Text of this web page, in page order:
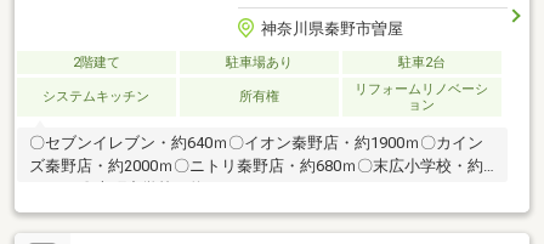
神奈川県秦野市曽屋
2階建て 駐車場あり 駐車2台
システムキッチン 所有権
リフォームリノベーシ
ョン
〇セブンイレブン・約640ｍ〇イオン秦野店・約1900ｍ〇カイン
ズ秦野店・約2000ｍ〇ニトリ秦野店・約680ｍ〇末広小学校・約